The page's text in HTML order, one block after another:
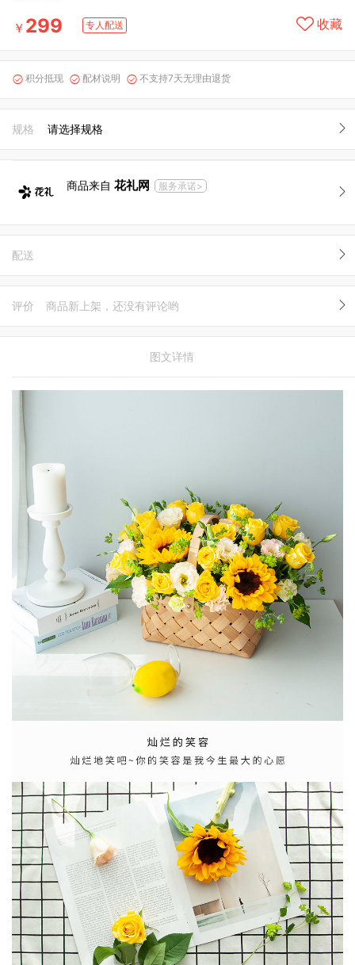
￥ 299 专人配送 收藏
 积分抵现  配材说明  不支持7天无理由退货
规格 请选择规格
商品来自 花礼网 服务承诺>
配送
评价 商品新上架，还没有评论哟
图文详情